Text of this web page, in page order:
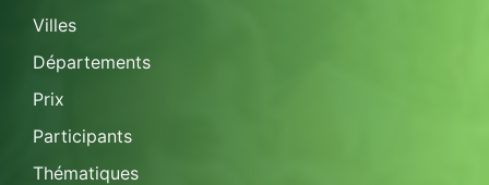
Villes
Départements
Prix
Participants
Thématiques